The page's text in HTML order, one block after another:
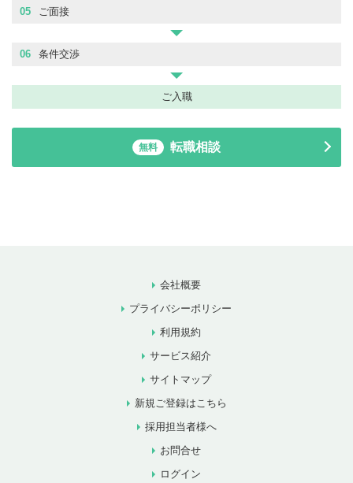
05 ご面接
06 条件交渉
ご入職
無料 転職相談
会社概要
プライバシーポリシー
利用規約
サービス紹介
サイトマップ
新規ご登録はこちら
採用担当者様へ
お問合せ
ログイン